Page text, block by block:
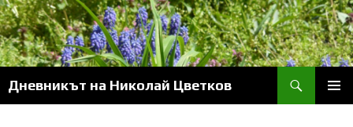
Skip
to
content
Дневникът на Николай Цветков